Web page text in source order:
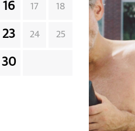
16 17 18
23 24 25
30